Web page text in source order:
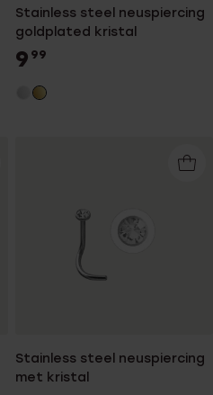
Stainless steel neuspiercing
goldplated kristal
9 99
Stainless steel neuspiercing
met kristal